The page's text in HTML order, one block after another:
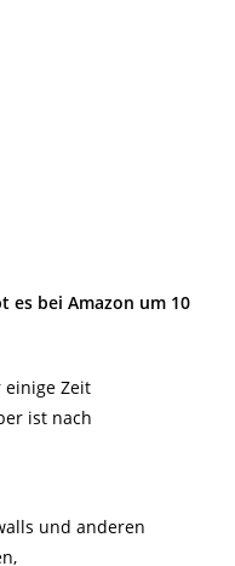
es bei Amazon um 10
einige Zeit
ist nach
und anderen